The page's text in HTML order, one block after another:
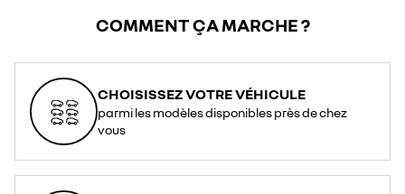
COMMENT ÇA MARCHE ?
CHOISISSEZ VOTRE VÉHICULE
parmi les modèles disponibles près de chez
vous